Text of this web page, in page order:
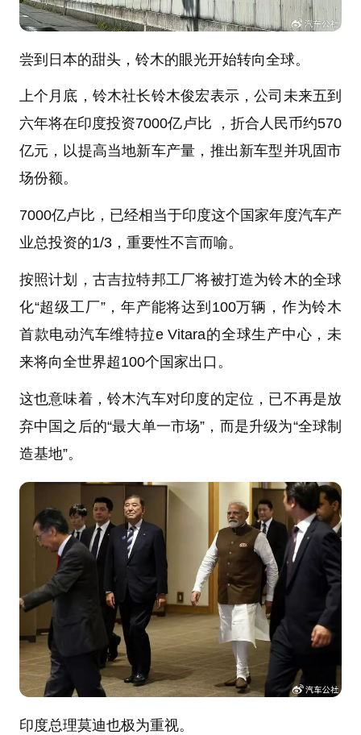
尝到日本的甜头，铃木的眼光开始转向全球。
上个月底，铃木社长铃木俊宏表示，公司未来五到
六年将在印度投资7000亿卢比 ，折合人民币约570
亿元，以提高当地新车产量，推出新车型并巩固市
场份额。
7000亿卢比，已经相当于印度这个国家年度汽车产
业总投资的1/3，重要性不言而喻。
按照计划，古吉拉特邦工厂将被打造为铃木的全球
化“超级工厂”，年产能将达到100万辆，作为铃木
首款电动汽车维特拉e Vitara的全球生产中心，未
来将向全世界超100个国家出口。
这也意味着，铃木汽车对印度的定位，已不再是放
弃中国之后的“最大单一市场”，而是升级为“全球制
造基地”。
印度总理莫迪也极为重视。